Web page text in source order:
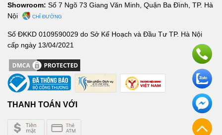
Showroom: Số 7 Ngõ 73 Giang Văn Minh, Quận Ba Đình, TP. Hà
Nội
CHỈ ĐƯỜNG
Số ĐKKD 0109590029 do Sở Kế Hoạch và Đầu Tư TP. Hà Nội
cấp ngày 13/04/2021
THANH TOÁN VỚI